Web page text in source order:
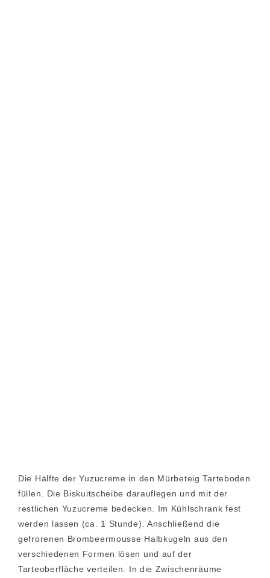
Die Hälfte der Yuzucreme in den Mürbeteig Tarteboden
füllen. Die Biskuitscheibe darauflegen und mit der
restlichen Yuzucreme bedecken. Im Kühlschrank fest
werden lassen (ca. 1 Stunde). Anschließend die
gefrorenen Brombeermousse Halbkugeln aus den
verschiedenen Formen lösen und auf der
Tarteoberfläche verteilen. In die Zwischenräume